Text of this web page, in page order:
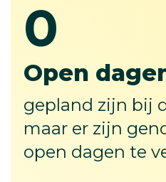
0
Open
gepland zijn bij
maar er zijn
open dagen te